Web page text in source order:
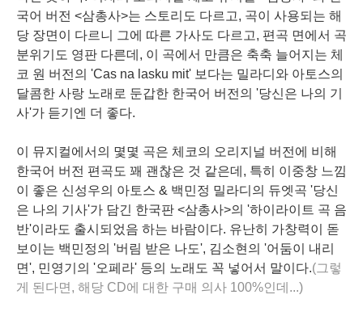
국어 버전 <삼총사>는 스토리도 다르고, 곡이 사용되는 해
당 장면이 다르니 그에 따른 가사도 다르고, 편곡 면에서 곡
분위기도 영판 다른데, 이 곡에서 만큼은 축축 늘어지는 체
코 원 버전의 'Cas na lasku mit' 보다는 밀라디와 아토스의
달콤한 사랑 노래로 둔갑한 한국어 버전의 '당신은 나의 기
사'가 듣기엔 더 좋다.
이 뮤지컬에서의 몇몇 곡은 체코의 오리지널 버전에 비해
한국어 버전 편곡도 꽤 괜찮은 것 같은데, 특히 이중창 느낌
이 좋은 신성우의 아토스 & 백민정 밀라디의 듀엣곡 '당신
은 나의 기사'가 담긴 한국판 <삼총사>의 '하이라이트 곡 음
반'이라도 출시되었음 하는 바람이다. 유난히 가창력이 돋
보이는 백민정의 '버림 받은 나도', 김소현의 '어둠이 내리
면', 민영기의 '오페라' 등의 노래도 꼭 넣어서 말이다.(그렇
게 된다면, 해당 CD에 대한 구매 의사 100%인데...)